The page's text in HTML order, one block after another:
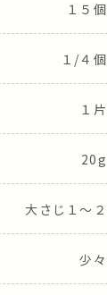
１５個
１/４個
１片
20g
大さじ１～２
少々